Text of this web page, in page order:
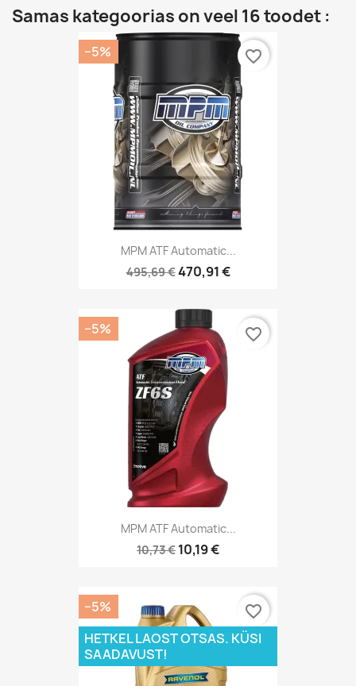
Samas kategoorias on veel 16 toodet :
MPM ATF Automatic...
495,69 €470,91 €
−5% favorite_border
MPM ATF Automatic...
10,73 € 10,19 €
−5% favorite_border
−5%
HETKEL LAOST OTSAS. KÜSI
SAADAVUST!
favorite_border